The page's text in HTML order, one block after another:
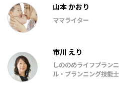
山本 かおり
ママライター
市川 えり
しののめライフプラン
ル・プランニング技能士